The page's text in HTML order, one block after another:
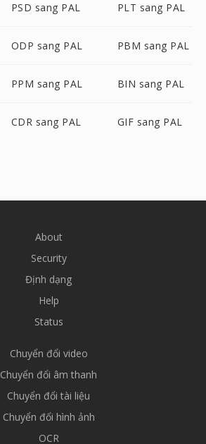
PSD sang PAL PLT sang PAL
ODP sang PAL PBM sang PAL
PPM sang PAL BIN sang PAL
CDR sang PAL GIF sang PAL
About
Security
Định dạng
Help
Status
Chuyển đổi video
Chuyển đổi âm thanh
Chuyển đổi tài liệu
Chuyển đổi hình ảnh
OCR